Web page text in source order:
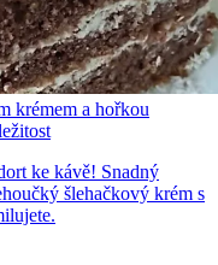
krémem a hořkou
ke kávě! Snadný
šlehačkový krém s